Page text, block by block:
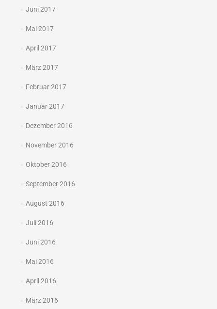
Juni 2017
Mai 2017
April 2017
März 2017
Februar 2017
Januar 2017
Dezember 2016
November 2016
Oktober 2016
September 2016
August 2016
Juli 2016
Juni 2016
Mai 2016
April 2016
März 2016